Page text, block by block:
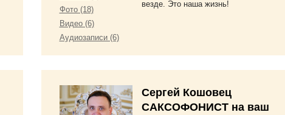
Фото (18)
Видео (6)
Аудиозаписи (6)
везде. Это наша жизнь!
Сергей Кошовец
САКСОФОНИСТ на ваш